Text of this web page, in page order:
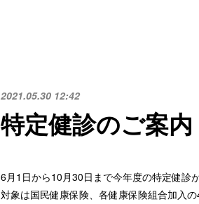
2021.05.30 12:42
特定健診のご案内
6月1日から10月30日まで今年度の特定健診
対象は国民健康保険、各健康保険組合加入